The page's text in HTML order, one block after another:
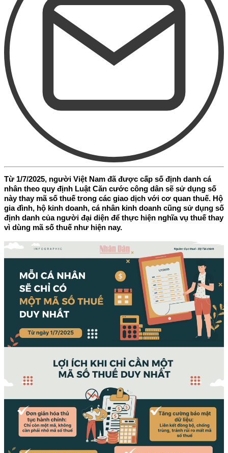
Từ 1/7/2025, người Việt Nam đã được cấp số định danh cá
nhân theo quy định Luật Căn cước công dân sẽ sử dụng số
này thay mã số thuế trong các giao dịch với cơ quan thuế. Hộ
gia đình, hộ kinh doanh, cá nhân kinh doanh cũng sử dụng số
định danh của người đại diện để thực hiện nghĩa vụ thuế thay
vì dùng mã số thuế như hiện nay.